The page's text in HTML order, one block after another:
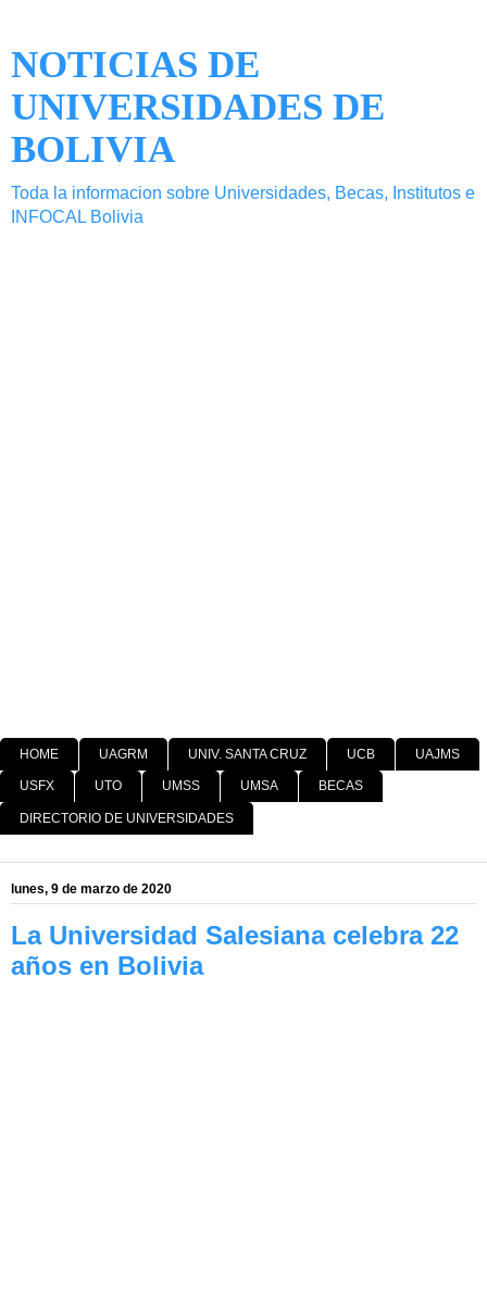
NOTICIAS DE
UNIVERSIDADES DE
BOLIVIA
Toda la informacion sobre Universidades, Becas, Institutos e
INFOCAL Bolivia
HOME UAGRM UNIV. SANTA CRUZ UCB UAJMS
USFX UTO UMSS UMSA BECAS
DIRECTORIO DE UNIVERSIDADES
lunes, 9 de marzo de 2020
La Universidad Salesiana celebra 22
años en Bolivia